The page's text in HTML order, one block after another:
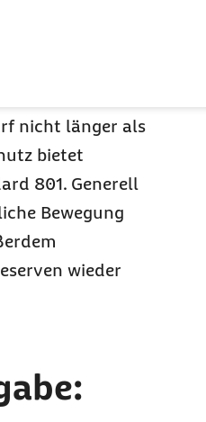
sogenannten
empfindlicher
aufgrund der
hoch“, so
nicht länger als
bietet
801. Generell
Bewegung
wieder